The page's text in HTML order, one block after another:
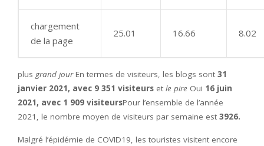
chargement
de la page
25.01 16.66 8.02
plus grand jourEn termes de visiteurs, les blogs sont 31
janvier 2021, avec 9 351 visiteurs et le pire Oui 16 juin
2021, avec 1 909 visiteursPour l’ensemble de l’année
2021, le nombre moyen de visiteurs par semaine est 3926.
Malgré l’épidémie de COVID19, les touristes visitent encore